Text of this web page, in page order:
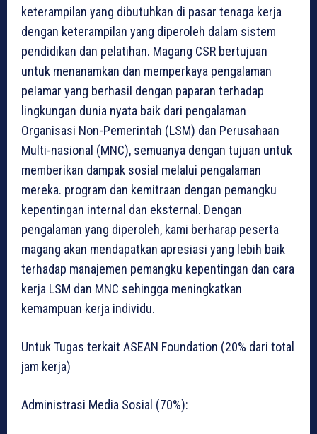
keterampilan yang dibutuhkan di pasar tenaga kerja
dengan keterampilan yang diperoleh dalam sistem
pendidikan dan pelatihan. Magang CSR bertujuan
untuk menanamkan dan memperkaya pengalaman
pelamar yang berhasil dengan paparan terhadap
lingkungan dunia nyata baik dari pengalaman
Organisasi Non-Pemerintah (LSM) dan Perusahaan
Multi-nasional (MNC), semuanya dengan tujuan untuk
memberikan dampak sosial melalui pengalaman
mereka. program dan kemitraan dengan pemangku
kepentingan internal dan eksternal. Dengan
pengalaman yang diperoleh, kami berharap peserta
magang akan mendapatkan apresiasi yang lebih baik
terhadap manajemen pemangku kepentingan dan cara
kerja LSM dan MNC sehingga meningkatkan
kemampuan kerja individu.
Untuk Tugas terkait ASEAN Foundation (20% dari total
jam kerja)
Administrasi Media Sosial (70%):